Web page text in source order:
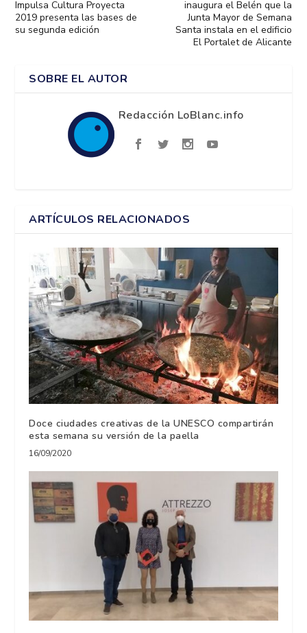
Impulsa Cultura Proyecta
2019 presenta las bases de
su segunda edición
inaugura el Belén que la
Junta Mayor de Semana
Santa instala en el edificio
El Portalet de Alicante
SOBRE EL AUTOR
Redacción LoBlanc.info
ARTÍCULOS RELACIONADOS
Doce ciudades creativas de la UNESCO compartirán
esta semana su versión de la paella
16/09/2020